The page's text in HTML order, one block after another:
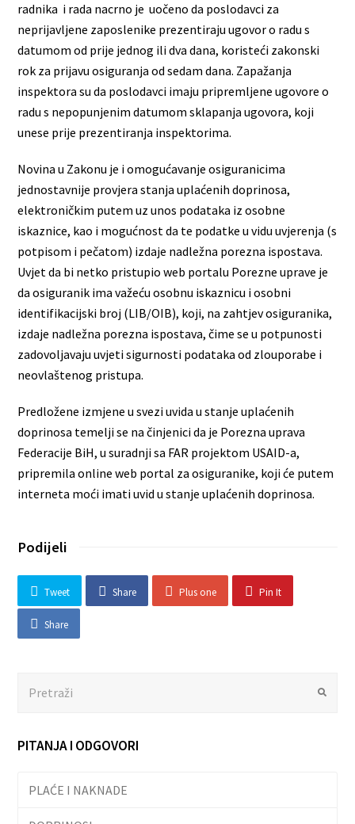
radnika i rada nacrno je uočeno da poslodavci za
neprijavljene zaposlenike prezentiraju ugovor o radu s
datumom od prije jednog ili dva dana, koristeći zakonski
rok za prijavu osiguranja od sedam dana. Zapažanja
inspektora su da poslodavci imaju pripremljene ugovore o
radu s nepopunjenim datumom sklapanja ugovora, koji
unese prije prezentiranja inspektorima.
Novina u Zakonu je i omogućavanje osiguranicima
jednostavnije provjera stanja uplaćenih doprinosa,
elektroničkim putem uz unos podataka iz osobne
iskaznice, kao i mogućnost da te podatke u vidu uvjerenja (s
potpisom i pečatom) izdaje nadležna porezna ispostava.
Uvjet da bi netko pristupio web portalu Porezne uprave je
da osiguranik ima važeću osobnu iskaznicu i osobni
identifikacijski broj (LIB/OIB), koji, na zahtjev osiguranika,
izdaje nadležna porezna ispostava, čime se u potpunosti
zadovoljavaju uvjeti sigurnosti podataka od zlouporabe i
neovlaštenog pristupa.
Predložene izmjene u svezi uvida u stanje uplaćenih
doprinosa temelji se na činjenici da je Porezna uprava
Federacije BiH, u suradnji sa FAR projektom USAID-a,
pripremila online web portal za osiguranike, koji će putem
interneta moći imati uvid u stanje uplaćenih doprinosa.
Podijeli
Tweet Share Plus one Pin It
Share
Submit
PITANJA I ODGOVORI
PLAĆE I NAKNADE